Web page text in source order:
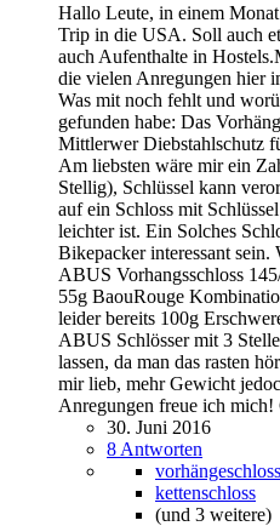
Hallo Leute, in einem
Trip in die USA. Soll auch
auch Aufenthalte in
die vielen Anregungen hier
Was mit noch fehlt und
gefunden habe: Das
Mittlerwer Diebstahlschutz
Am liebsten wäre mir ein
Stellig), Schlüssel kann
auf ein Schloss mit
leichter ist. Ein Solches
Bikepacker interessant sein.
ABUS Vorhangsschloss
55g BaouRouge
leider bereits 100g
ABUS Schlösser mit 3
lassen, da man das rasten
mir lieb, mehr Gewicht
Anregungen freue ich
30. Juni 2016
8 Antworten
vorhängeschloss
kettenschloss
(und 3 weitere)